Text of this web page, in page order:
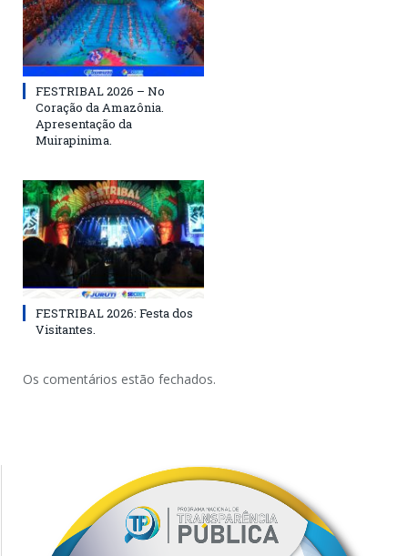
FESTRIBAL 2026 – No
Coração da Amazônia.
Apresentação da
Muirapinima.
FESTRIBAL 2026: Festa dos
Visitantes.
Os comentários estão fechados.